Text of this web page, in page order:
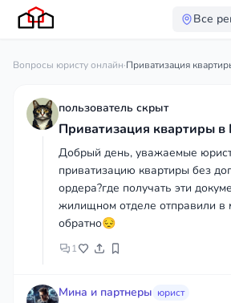
Все
Вопросы юристу онлайн·Приватизация
пользователь скрыт
Приватизация квартиры в
Добрый день, уважаемые
приватизацию квартиры без
ордера?где получать эти
жилищном отделе отправили в
обратно😔
1
Мина и партнеры юрист